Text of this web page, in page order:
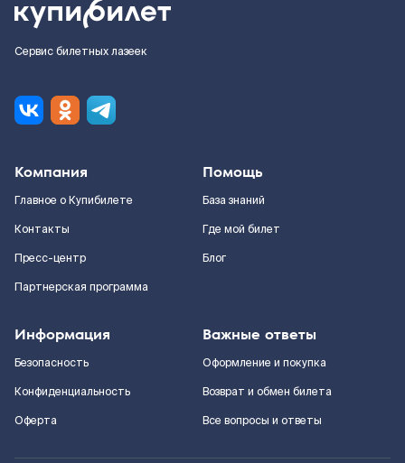
Сервис билетных лазеек
Компания
Главное о Купибилете
Контакты
Пресс-центр
Партнерская программа
Помощь
База знаний
Где мой билет
Блог
Информация
Безопасность
Конфиденциальность
Оферта
Важные ответы
Оформление и покупка
Возврат и обмен билета
Все вопросы и ответы